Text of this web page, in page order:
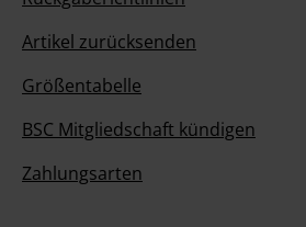
Artikel zurücksenden
Größentabelle
BSC Mitgliedschaft kündigen
Zahlungsarten